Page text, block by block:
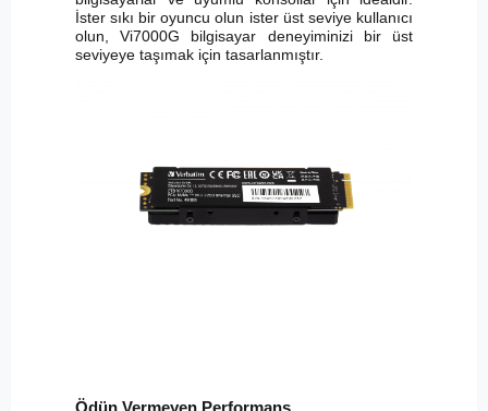
İster sıkı bir oyuncu olun ister üst seviye kullanıcı
olun, Vi7000G bilgisayar deneyiminizi bir üst
seviyeye taşımak için tasarlanmıştır.
Ödün Vermeyen Performans